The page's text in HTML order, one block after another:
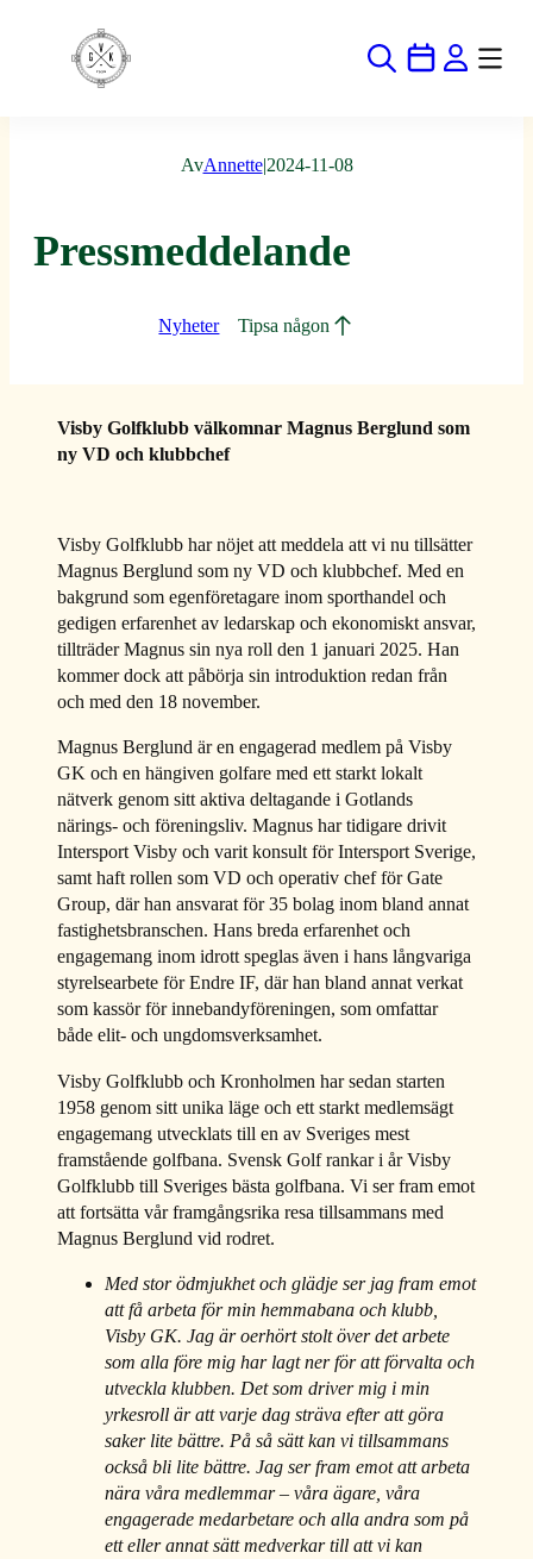
till
AvAnnette|2024-11-08
Pressmeddelande
Nyheter Tipsa någon
Visby Golfklubb välkomnar Magnus Berglund som
ny VD och klubbchef
Visby Golfklubb har nöjet att meddela att vi nu tillsätter
Magnus Berglund som ny VD och klubbchef. Med en
bakgrund som egenföretagare inom sporthandel och
gedigen erfarenhet av ledarskap och ekonomiskt ansvar,
tillträder Magnus sin nya roll den 1 januari 2025. Han
kommer dock att påbörja sin introduktion redan från
och med den 18 november.
Magnus Berglund är en engagerad medlem på Visby
GK och en hängiven golfare med ett starkt lokalt
nätverk genom sitt aktiva deltagande i Gotlands
närings- och föreningsliv. Magnus har tidigare drivit
Intersport Visby och varit konsult för Intersport Sverige,
samt haft rollen som VD och operativ chef för Gate
Group, där han ansvarat för 35 bolag inom bland annat
fastighetsbranschen. Hans breda erfarenhet och
engagemang inom idrott speglas även i hans långvariga
styrelsearbete för Endre IF, där han bland annat verkat
som kassör för innebandyföreningen, som omfattar
både elit- och ungdomsverksamhet.
Visby Golfklubb och Kronholmen har sedan starten
1958 genom sitt unika läge och ett starkt medlemsägt
engagemang utvecklats till en av Sveriges mest
framstående golfbana. Svensk Golf rankar i år Visby
Golfklubb till Sveriges bästa golfbana. Vi ser fram emot
att fortsätta vår framgångsrika resa tillsammans med
Magnus Berglund vid rodret.
Med stor ödmjukhet och glädje ser jag fram emot
att få arbeta för min hemmabana och klubb,
Visby GK. Jag är oerhört stolt över det arbete
som alla före mig har lagt ner för att förvalta och
utveckla klubben. Det som driver mig i min
yrkesroll är att varje dag sträva efter att göra
saker lite bättre. På så sätt kan vi tillsammans
också bli lite bättre. Jag ser fram emot att arbeta
nära våra medlemmar – våra ägare, våra
engagerade medarbetare och alla andra som på
ett eller annat sätt medverkar till att vi kan